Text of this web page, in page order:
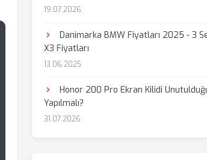
19.07.2026
Danimarka BMW Fiyatları 2025 - 3
X3 Fiyatları
13.06.2025
Honor 200 Pro Ekran Kilidi
Yapılmalı?
31.07.2026